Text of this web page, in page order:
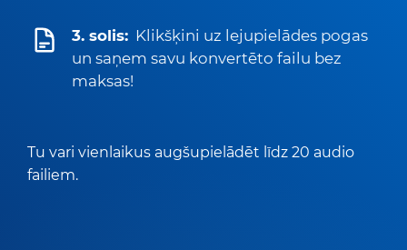
3. solis: Klikšķini uz lejupielādes pogas
un saņem savu konvertēto failu bez
maksas!
Tu vari vienlaikus augšupielādēt līdz 20 audio
failiem.